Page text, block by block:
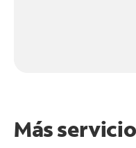
Más